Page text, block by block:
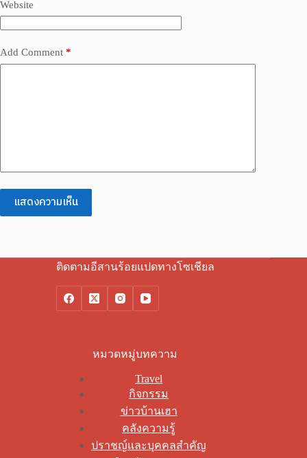
Website
Add Comment *
แสดงความเห็น
ติดตามอีสานร้อยแปดทางโซเชียล
หมวดหมู่บทความ
Travel
กิจกรรม
ข่าวบ้านเฮา
คลังความรู้
ปราชญ์และบุคคลสำคัญ